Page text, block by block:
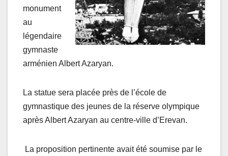
monument
au
légendaire
gymnaste
arménien Albert Azaryan.
La statue sera placée près de l’école de
gymnastique des jeunes de la réserve olympique
après Albert Azaryan au centre-ville d’Erevan.
La proposition pertinente avait été soumise par le